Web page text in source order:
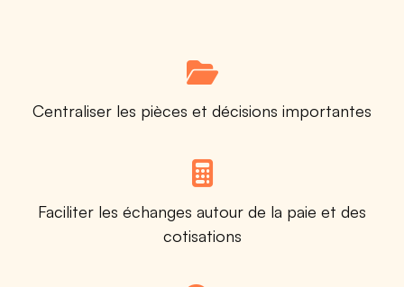
Centraliser les pièces et décisions importantes
Faciliter les échanges autour de la paie et des
cotisations